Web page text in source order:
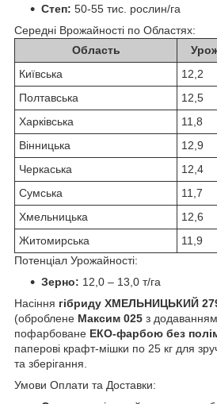
Степ: 50-55 тис. рослин/га
Середні Врожайності по Областях:
Область
Київська
12,2
Полтавська
12,5
Харківська
11,8
Вінницька
12,9
Черкаська
12,4
Сумська
11,7
Хмельницька
12,6
Житомирська
11,9
Потенціал Урожайності:
Зерно: 12,0 – 13,0 т/га
Насіння гібриду ХМЕЛЬНИЦЬКИЙ
(оброблене Максим 025 з
пофарбоване ЕКО-фарбою без
паперові крафт-мішки по 25 кг для
та зберігання.
Умови Оплати та Доставки: